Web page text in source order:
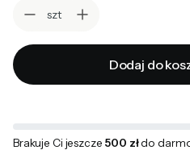
szt
Dodaj do
Brakuje Ci jeszcze 500 złdo